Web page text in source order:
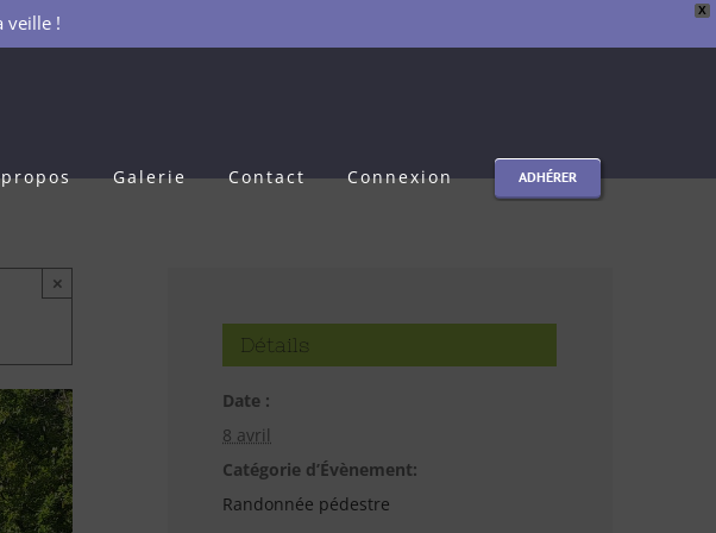
X
veille !
Galerie Contact Connexion ADHÉRER
×
Détails
Date :
8 avril
Catégorie d’Évènement:
Randonnée pédestre